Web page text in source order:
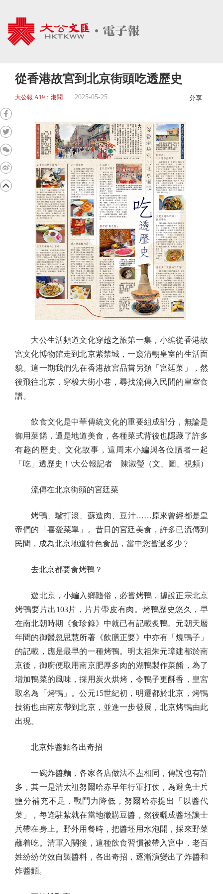
從香港故宮到北京街頭吃透歷史
大公報 A19：港聞 2025-05-25 分享
大公生活頻道文化穿越之旅第一集，小編從香港故
宮文化博物館走到北京紫禁城，一窺清朝皇室的生活面
貌。這一期我們先在香港故宮品嘗另類「宮廷菜」，然
後飛往北京，穿梭大街小巷，尋找流傳入民間的皇室食
譜。
飲食文化是中華傳統文化的重要組成部分，無論是
御用菜餚，還是地道美食，各種菜式背後也隱藏了許多
有趣的歷史、文化故事，這周末小編與各位讀者一起
「吃」透歷史！\大公報記者 陳淑瑩（文、圖、視頻）
流傳在北京街頭的宮廷菜
烤鴨、驢打滾、蘇造肉、豆汁……原來曾經都是皇
帝們的「喜愛菜單」。昔日的宮廷美食，許多已流傳到
民間，成為北京地道特色食品，當中您嘗過多少﹖
去北京都要食烤鴨？
遊北京，小編入鄉隨俗，必嘗烤鴨，據說正宗北京
烤鴨要片出103片，片片帶皮有肉。烤鴨歷史悠久，早
在南北朝時期《食珍錄》中就已有記載炙鴨。元朝天曆
年間的御醫忽思慧所著《飲膳正要》中亦有「燒鴨子」
的記載，應是最早的一種烤鴨。明太祖朱元璋建都於南
京後，御廚便取用南京肥厚多肉的湖鴨製作菜餚，為了
增加鴨菜的風味，採用炭火烘烤，令鴨子更酥香，皇宮
取名為「烤鴨」。公元15世紀初，明遷都於北京，烤鴨
技術也由南京帶到北京，並進一步發展，北京烤鴨由此
出現。
北京炸醬麵各出奇招
一碗炸醬麵，各家各店做法不盡相同，傳說也有許
多，其一是清太祖努爾哈赤早年行軍打仗，為避免士兵
鹽分補充不足，戰鬥力降低，努爾哈赤提出「以醬代
菜」，每逢駐紮就在當地徵購豆醬，然後曬成醬坯讓士
兵帶在身上。野外用餐時，把醬坯用水泡開，採來野菜
蘸着吃。清軍入關後，這種飲食習慣被帶入宮中，老百
姓紛紛仿效自製醬料，各出奇招，逐漸演變出了炸醬和
炸醬麵。